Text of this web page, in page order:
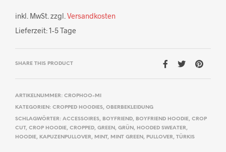
inkl. MwSt. zzgl. Versandkosten
Lieferzeit:1-5 Tage
SHARE THIS PRODUCT
ARTIKELNUMMER: CROPHOO-MI
KATEGORIEN: CROPPED HOODIES, OBERBEKLEIDUNG
SCHLAGWÖRTER: ACCESSOIRES, BOYFRIEND, BOYFRIEND HOODIE, CROP
CUT, CROP HOODIE, CROPPED, GREEN , GRÜN , HOODED SWEATER,
HOODIE, KAPUZENPULLOVER, MINT, MINT GREEN , PULLOVER, TÜRKIS